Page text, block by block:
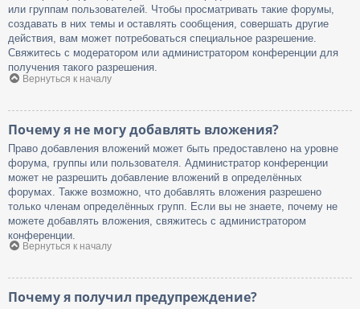
или группам пользователей. Чтобы просматривать такие форумы,
создавать в них темы и оставлять сообщения, совершать другие
действия, вам может потребоваться специальное разрешение.
Свяжитесь с модератором или администратором конференции для
получения такого разрешения.
Вернуться к началу
Почему я не могу добавлять вложения?
Право добавления вложений может быть предоставлено на уровне
форума, группы или пользователя. Администратор конференции
может не разрешить добавление вложений в определённых
форумах. Также возможно, что добавлять вложения разрешено
только членам определённых групп. Если вы не знаете, почему не
можете добавлять вложения, свяжитесь с администратором
конференции.
Вернуться к началу
Почему я получил предупреждение?